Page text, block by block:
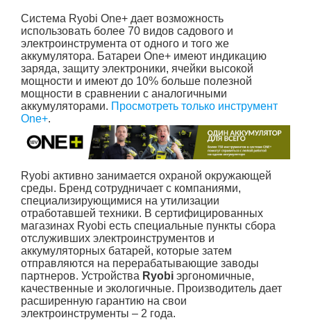
Система Ryobi One+ дает возможность
использовать более 70 видов садового и
электроинструмента от одного и того же
аккумулятора. Батареи One+ имеют индикацию
заряда, защиту электроники, ячейки высокой
мощности и имеют до 10% больше полезной
мощности в сравнении с аналогичными
аккумуляторами. Просмотреть только инструмент
One+.
Ryobi активно занимается охраной окружающей
среды. Бренд сотрудничает с компаниями,
специализирующимися на утилизации
отработавшей техники. В сертифицированных
магазинах Ryobi есть специальные пункты сбора
отслуживших электроинструментов и
аккумуляторных батарей, которые затем
отправляются на перерабатывающие заводы
партнеров. Устройства Ryobi эргономичные,
качественные и экологичные. Производитель дает
расширенную гарантию на свои
электроинструменты – 2 года.